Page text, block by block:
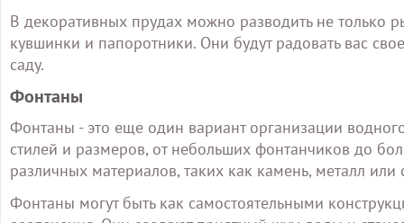
В декоративных прудах можно разводить не только
кувшинки и папоротники. Они будут радовать вас
саду.
Фонтаны
Фонтаны - это еще один вариант организации
стилей и размеров, от небольших фонтанчиков до
различных материалов, таких как камень, металл
Фонтаны могут быть как самостоятельными